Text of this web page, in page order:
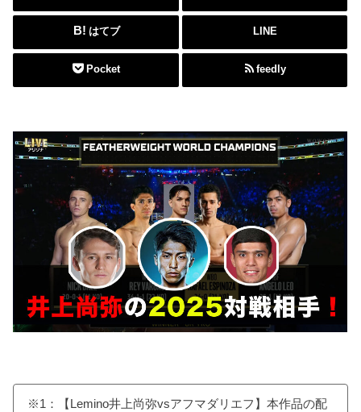
はてブ LINE
Pocket feedly
※1：【Lemino井上尚弥vsアフマダリエフ】本作品の配